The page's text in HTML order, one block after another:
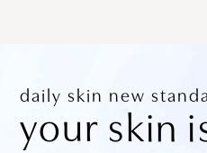
daily skin new
your skin